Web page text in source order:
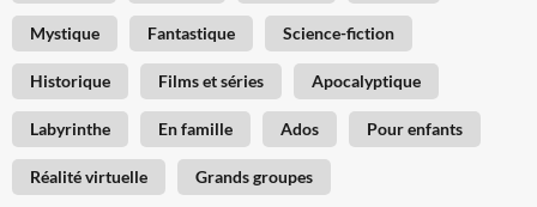
Mystique Fantastique Science-fiction
Historique Films et séries Apocalyptique
Labyrinthe En famille Ados Pour enfants
Réalité virtuelle Grands groupes